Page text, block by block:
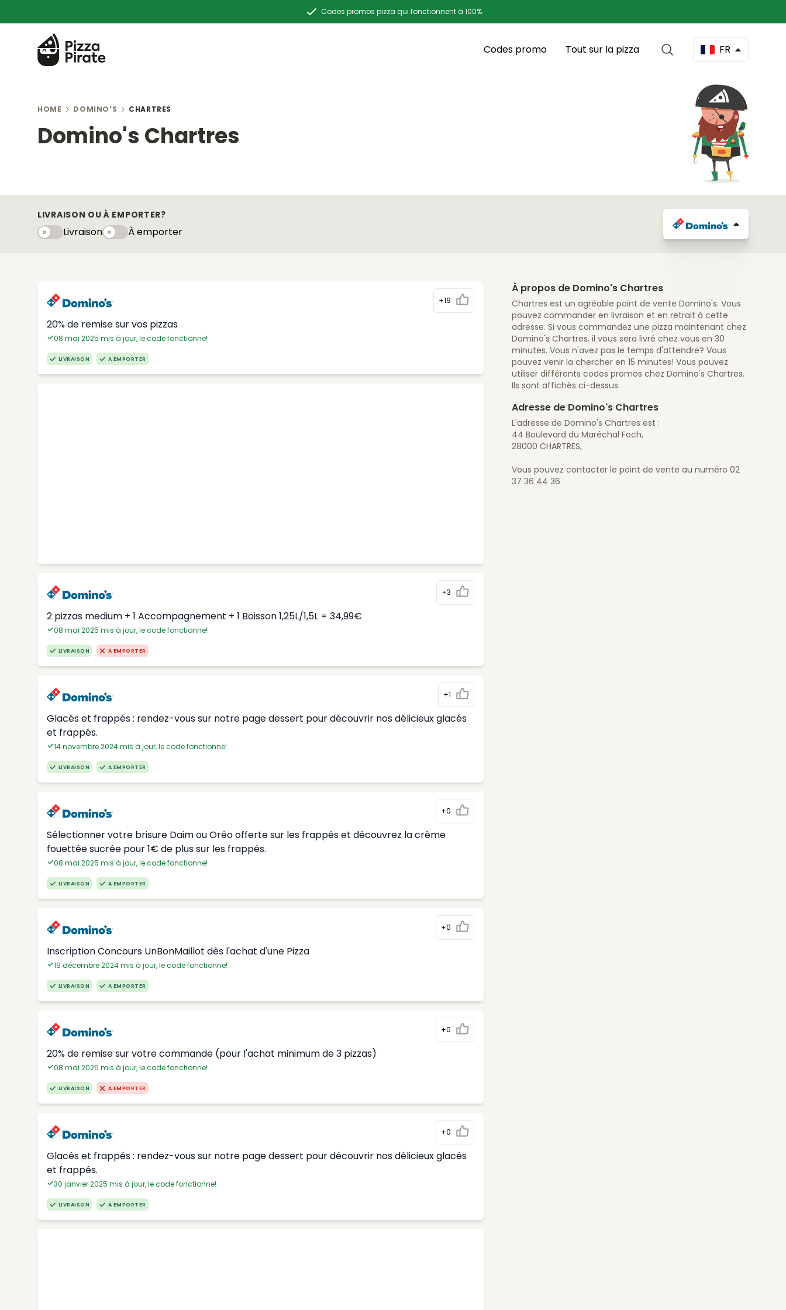
Codes promos pizza qui fonctionnent à 100%
Codes promo Tout sur la pizza FR
HOME DOMINO'S CHARTRES
Domino's Chartres
LIVRAISON OU À EMPORTER?
LivraisonLivraisonÀ emportery
À emporter
+19
20% de remise sur vos pizzas
08 mai 2025 mis à jour, le code fonctionne!
LIVRAISON A EMPORTER
+3
2 pizzas medium + 1 Accompagnement + 1 Boisson 1,25L/1,5L = 34,99€
08 mai 2025 mis à jour, le code fonctionne!
LIVRAISON A EMPORTER
+1
Glacés et frappés : rendez-vous sur notre page dessert pour découvrir nos délicieux glacés
et frappés.
14 novembre 2024 mis à jour, le code fonctionne!
LIVRAISON A EMPORTER
+0
Sélectionner votre brisure Daim ou Oréo offerte sur les frappés et découvrez la crème
fouettée sucrée pour 1€ de plus sur les frappés.
08 mai 2025 mis à jour, le code fonctionne!
LIVRAISON A EMPORTER
+0
Inscription Concours UnBonMaillot dès l'achat d'une Pizza
19 décembre 2024 mis à jour, le code fonctionne!
LIVRAISON A EMPORTER
+0
20% de remise sur votre commande (pour l'achat minimum de 3 pizzas)
08 mai 2025 mis à jour, le code fonctionne!
LIVRAISON A EMPORTER
+0
Glacés et frappés : rendez-vous sur notre page dessert pour découvrir nos délicieux glacés
et frappés.
30 janvier 2025 mis à jour, le code fonctionne!
LIVRAISON A EMPORTER
À propos de Domino's Chartres
Chartres est un agréable point de vente Domino's. Vous
pouvez commander en livraison et en retrait à cette
adresse. Si vous commandez une pizza maintenant chez
Domino's Chartres, il vous sera livré chez vous en 30
minutes. Vous n'avez pas le temps d'attendre? Vous
pouvez venir la chercher en 15 minutes! Vous pouvez
utiliser différents codes promos chez Domino's Chartres.
Ils sont affichés ci-dessus.
Adresse de Domino's Chartres
L'adresse de Domino's Chartres est :
44 Boulevard du Maréchal Foch,
28000 CHARTRES,
Vous pouvez contacter le point de vente au numéro 02
37 36 44 36